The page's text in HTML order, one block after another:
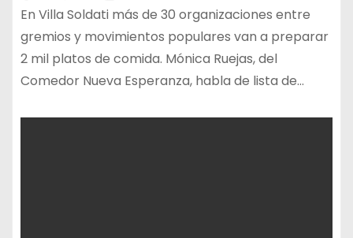
En Villa Soldati más de 30 organizaciones entre
gremios y movimientos populares van a preparar
2 mil platos de comida. Mónica Ruejas, del
Comedor Nueva Esperanza, habla de lista de…